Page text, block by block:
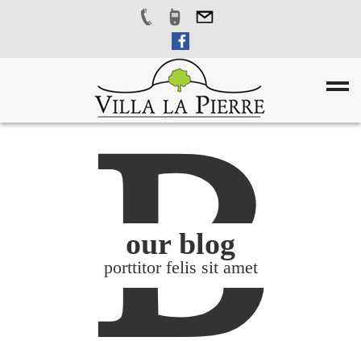
B
our blog
porttitor felis sit amet